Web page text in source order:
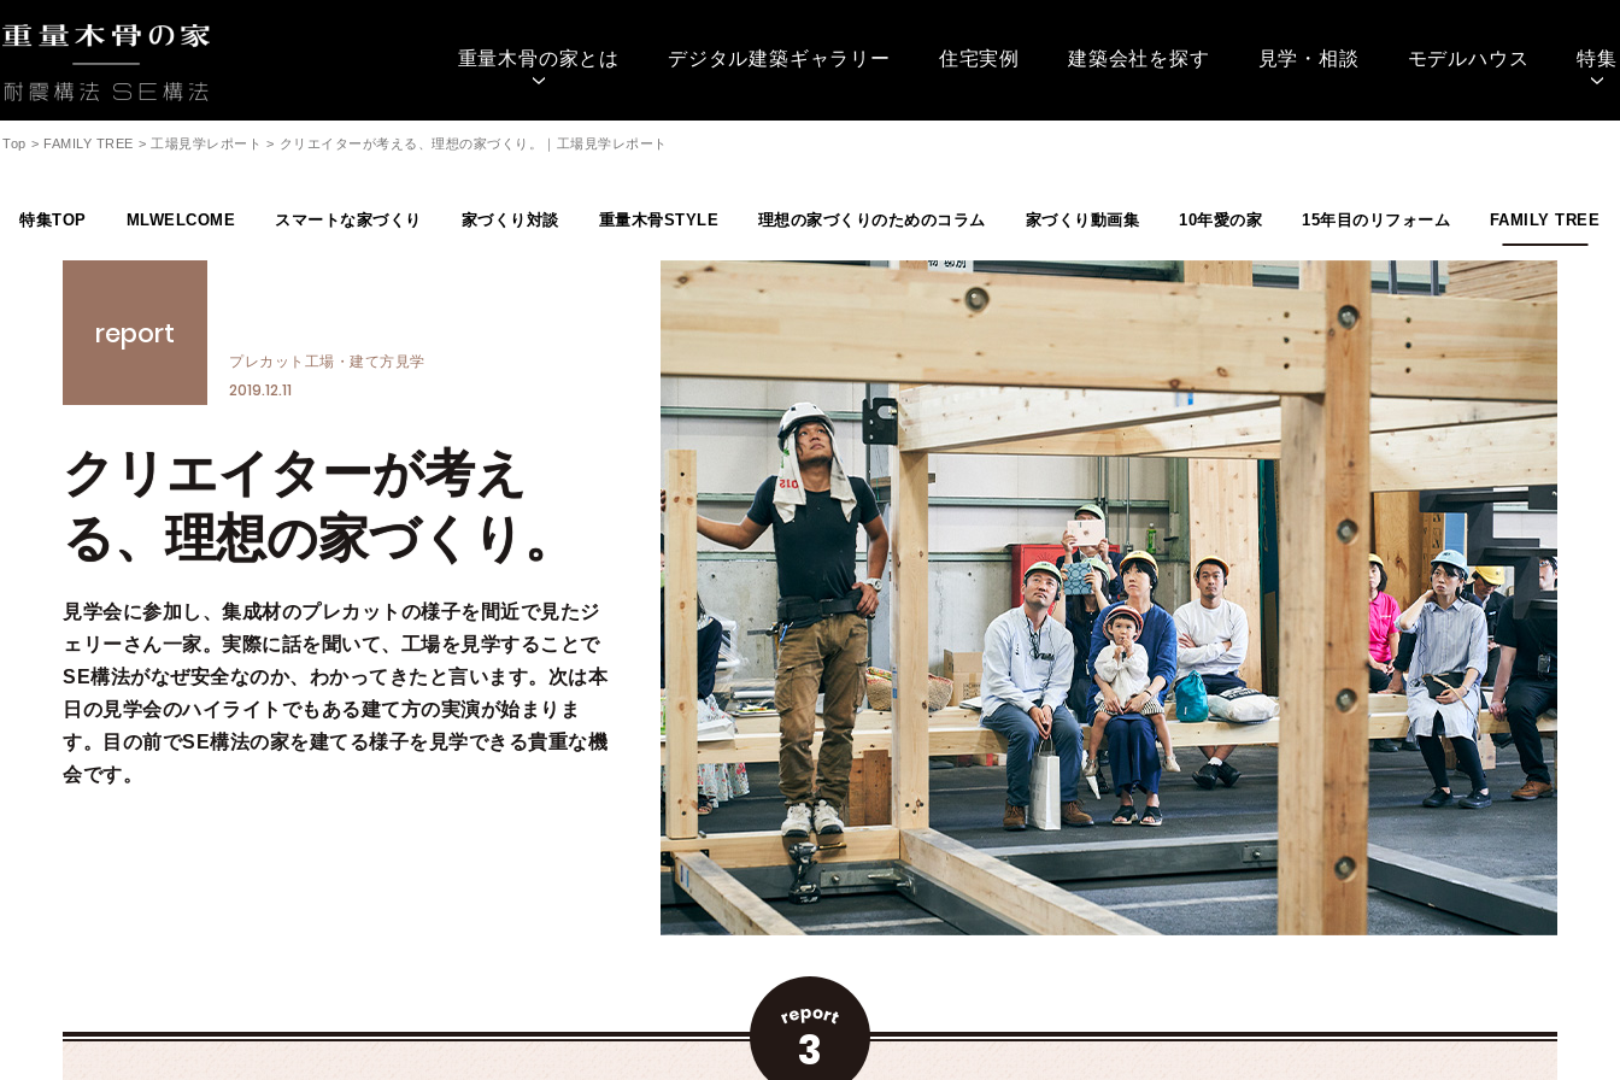
重量木骨の家とは デジタル建築ギャラリー 住宅実例 建築会社を探す 見学・相談 モデルハウス 特集
Top > FAMILY TREE > 工場見学レポート > クリエイターが考える、理想の家づくり。｜工場見学レポート
特集TOP MLWELCOME スマートな家づくり 家づくり対談 重量木骨STYLE 理想の家づくりのためのコラム 家づくり動画集 10年愛の家 15年目のリフォーム FAMILY TREE
report
プレカット工場・建て方見学
2019.12.11
クリエイターが考え
る、理想の家づくり。
見学会に参加し、集成材のプレカットの様子を間近で見たジ
ェリーさん一家。実際に話を聞いて、工場を見学することで
SE構法がなぜ安全なのか、わかってきたと言います。次は本
日の見学会のハイライトでもある建て方の実演が始まりま
す。目の前でSE構法の家を建てる様子を見学できる貴重な機
会です。
3